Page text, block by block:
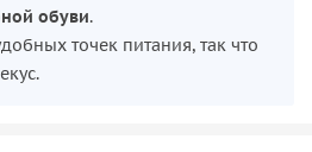
обуви.
точек питания, так что